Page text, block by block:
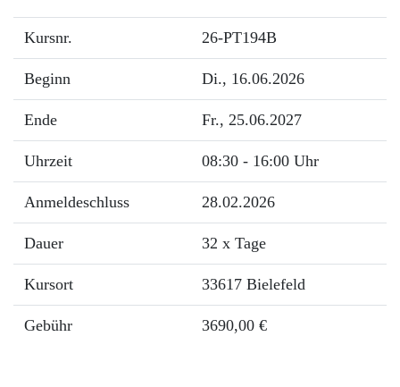
Kursnr. 26-PT194B
Beginn Di., 16.06.2026
Ende Fr., 25.06.2027
Uhrzeit 08:30 - 16:00 Uhr
Anmeldeschluss 28.02.2026
Dauer 32 x Tage
Kursort 33617 Bielefeld
Gebühr 3690,00 €